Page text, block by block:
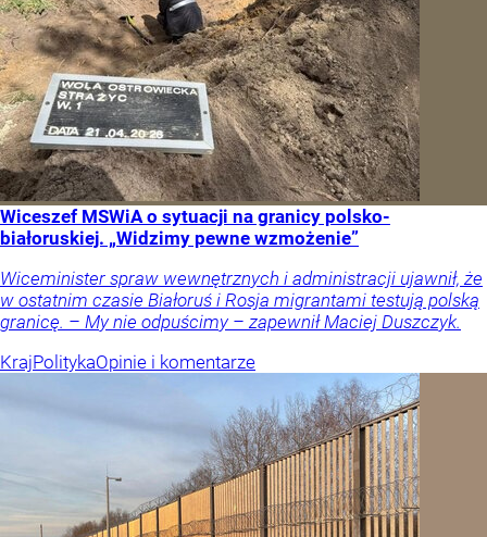
Wiceszef MSWiA o sytuacji na granicy polsko-
białoruskiej. „Widzimy pewne wzmożenie”
Wiceminister spraw wewnętrznych i administracji ujawnił, że
w ostatnim czasie Białoruś i Rosja migrantami testują polską
granicę. – My nie odpuścimy – zapewnił Maciej Duszczyk.
KrajPolitykaOpinie i komentarze